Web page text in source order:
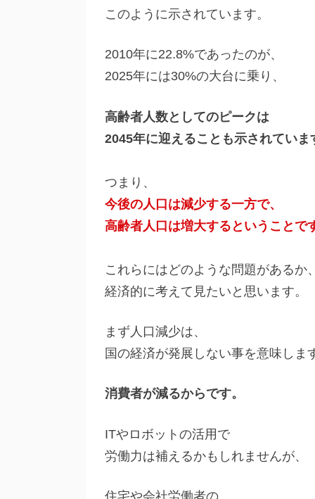
このように示されています。
2010年に22.8%であったのが、
2025年には30%の大台に乗り、
高齢者人数としてのピークは
2045年に迎えることも示されていま
つまり、
今後の人口は減少する一方で、
高齢者人口は増大するということで
これらにはどのような問題があるか、
経済的に考えて見たいと思います。
まず人口減少は、
国の経済が発展しない事を意味しま
消費者が減るからです。
ITやロボットの活用で
労働力は補えるかもしれませんが、